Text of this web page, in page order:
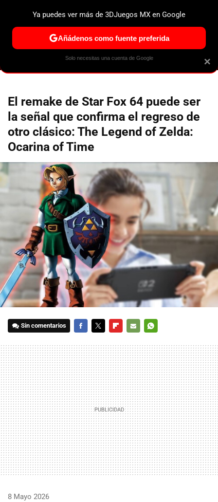
ESPECIALES PS5 NINTENDO SWITCH 2 XBOX
El remake de Star Fox 64 puede ser
la señal que confirma el regreso de
otro clásico: The Legend of Zelda:
Ocarina of Time
Sin comentarios
MAIL
8 Mayo 2026
×
Ya puedes ver más de 3DJuegos MX en Google
Añádenos como fuente preferida
Solo necesitas una cuenta de Google